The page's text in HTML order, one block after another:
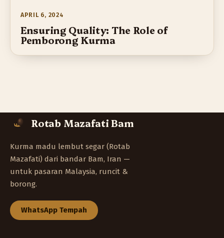
APRIL 6, 2024
Ensuring Quality: The Role of
Pemborong Kurma
Rotab Mazafati Bam
Kurma madu lembut segar (Rotab
Mazafati) dari bandar Bam, Iran —
untuk pasaran Malaysia, runcit &
borong.
WhatsApp Tempah